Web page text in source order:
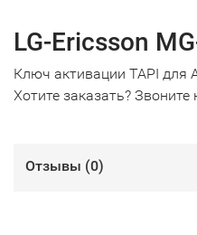
LG-Ericsson
Ключ активации TAPI для
Хотите заказать?
Отзывы (0)